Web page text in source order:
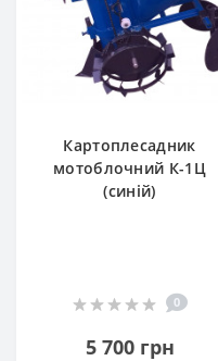
Картоплесадник
мотоблочний К-1Ц
(синій)
0
5 700 грн